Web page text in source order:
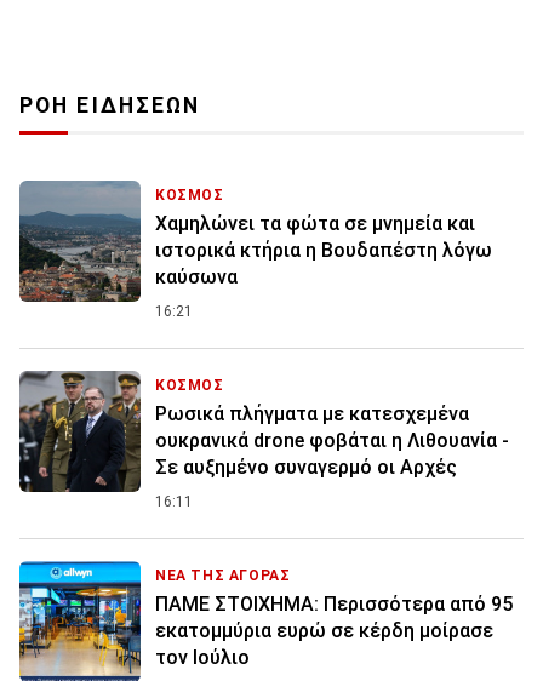
ΡΟΗ ΕΙΔΗΣΕΩΝ
ΚΟΣΜΟΣ
Χαμηλώνει τα φώτα σε μνημεία και
ιστορικά κτήρια η Βουδαπέστη λόγω
καύσωνα
16:21
ΚΟΣΜΟΣ
Ρωσικά πλήγματα με κατεσχεμένα
ουκρανικά drone φοβάται η Λιθουανία -
Σε αυξημένο συναγερμό οι Αρχές
16:11
ΝΕΑ ΤΗΣ ΑΓΟΡΑΣ
ΠΑΜΕ ΣΤΟΙΧΗΜΑ: Περισσότερα από 95
εκατομμύρια ευρώ σε κέρδη μοίρασε
τον Ιούλιο